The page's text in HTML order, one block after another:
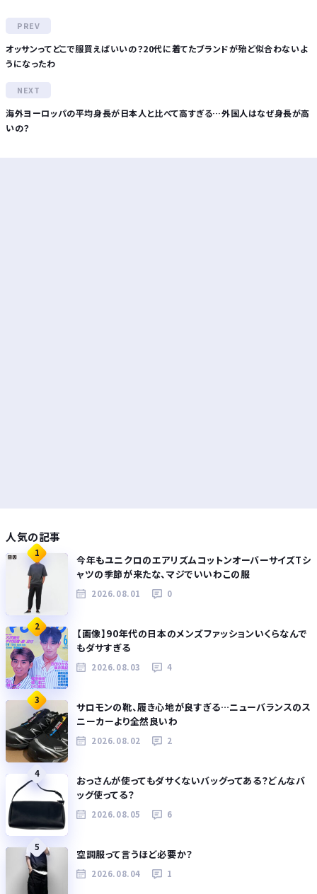
オッサンってどこで服買えばいいの？20代に着てたブランドが殆ど似合わないよ
うになったわ
海外ヨーロッパの平均身長が日本人と比べて高すぎる…外国人はなぜ身長が高
いの？
人気の記事
1
今年もユニクロのエアリズムコットンオーバーサイズTシ
ャツの季節が来たな、マジでいいわこの服
2026.08.01 0
2
【画像】90年代の日本のメンズファッションいくらなんで
もダサすぎる
2026.08.03 4
3
サロモンの靴、履き心地が良すぎる…ニューバランスのス
ニーカーより全然良いわ
2026.08.02 2
4
おっさんが使ってもダサくないバッグってある？どんなバ
ッグ使ってる？
2026.08.05 6
5
空調服って言うほど必要か？
2026.08.04 1